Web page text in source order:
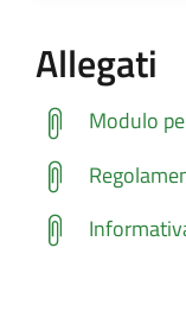
Allegati
Modulo